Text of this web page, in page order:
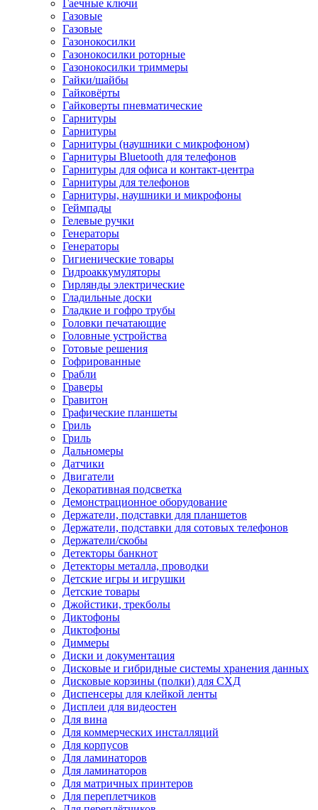
Гаечные ключи
Газовые
Газовые
Газонокосилки
Газонокосилки роторные
Газонокосилки триммеры
Гайки/шайбы
Гайковёрты
Гайковерты пневматические
Гарнитуры
Гарнитуры
Гарнитуры (наушники с микрофоном)
Гарнитуры Bluetooth для телефонов
Гарнитуры для офиса и контакт-центра
Гарнитуры для телефонов
Гарнитуры, наушники и микрофоны
Геймпады
Гелевые ручки
Генераторы
Генераторы
Гигиенические товары
Гидроаккумуляторы
Гирлянды электрические
Гладильные доски
Гладкие и гофро трубы
Головки печатающие
Головные устройства
Готовые решения
Гофрированные
Грабли
Граверы
Гравитон
Графические планшеты
Гриль
Гриль
Дальномеры
Датчики
Двигатели
Декоративная подсветка
Демонстрационное оборудование
Держатели, подставки для планшетов
Держатели, подставки для сотовых телефонов
Держатели/скобы
Детекторы банкнот
Детекторы металла, проводки
Детские игры и игрушки
Детские товары
Джойстики, трекболы
Диктофоны
Диктофоны
Диммеры
Диски и документация
Дисковые и гибридные системы хранения данных
Дисковые корзины (полки) для СХД
Диспенсеры для клейкой ленты
Дисплеи для видеостен
Для вина
Для коммерческих инсталляций
Для корпусов
Для ламинаторов
Для ламинаторов
Для матричных принтеров
Для переплетчиков